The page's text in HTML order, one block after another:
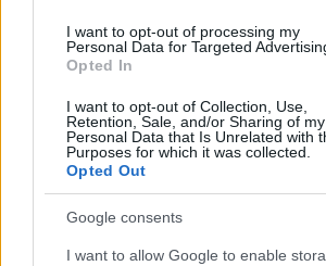
I want to opt-out of processing my
Personal Data for Targeted
Opted In
I want to opt-out of Collection, Use,
Retention, Sale, and/or Sharing of my
Personal Data that Is Unrelated with
Purposes for which it was collected.
Opted Out
Google consents
I want to allow Google to enable
Ηφαίστειο Σαντορίνης:
δεν πρόλαβε να ξεφύγει από
μπορεί να αλλάξει τη
προϊστορικής έκρηξης
Πιο
96 Βγήκαν ξανά τα μαχαίρια
για τη Δημοκρατία:
Γρατσία και Γαλανός
κίνημα σε φοβικό